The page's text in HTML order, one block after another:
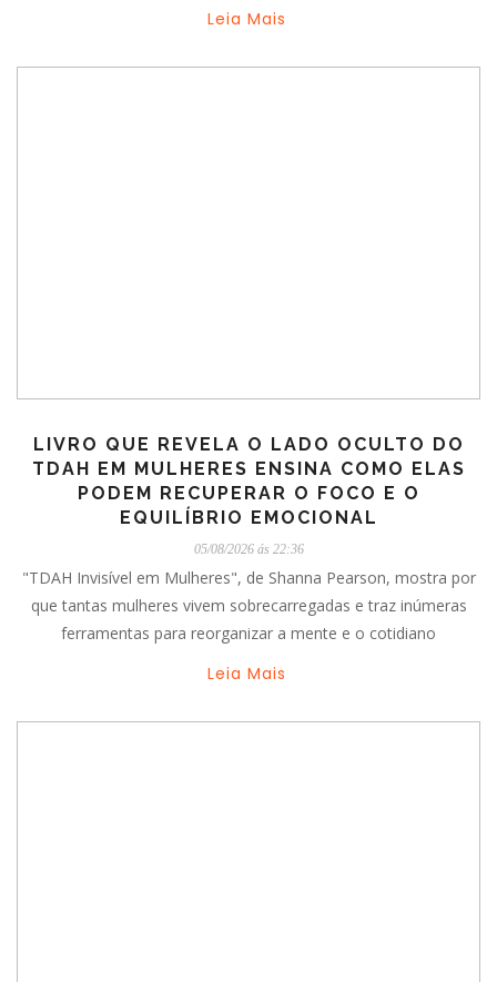
Leia Mais
LIVRO QUE REVELA O LADO OCULTO DO
TDAH EM MULHERES ENSINA COMO ELAS
PODEM RECUPERAR O FOCO E O
EQUILÍBRIO EMOCIONAL
05/08/2026 ás 22:36
"TDAH Invisível em Mulheres", de Shanna Pearson, mostra por
que tantas mulheres vivem sobrecarregadas e traz inúmeras
ferramentas para reorganizar a mente e o cotidiano
Leia Mais